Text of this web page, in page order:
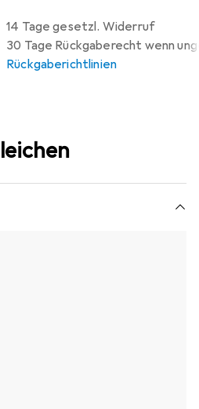
14 Tage gesetzl. Widerruf
30 Tage Rückgaberecht wenn
Rückgaberichtlinien